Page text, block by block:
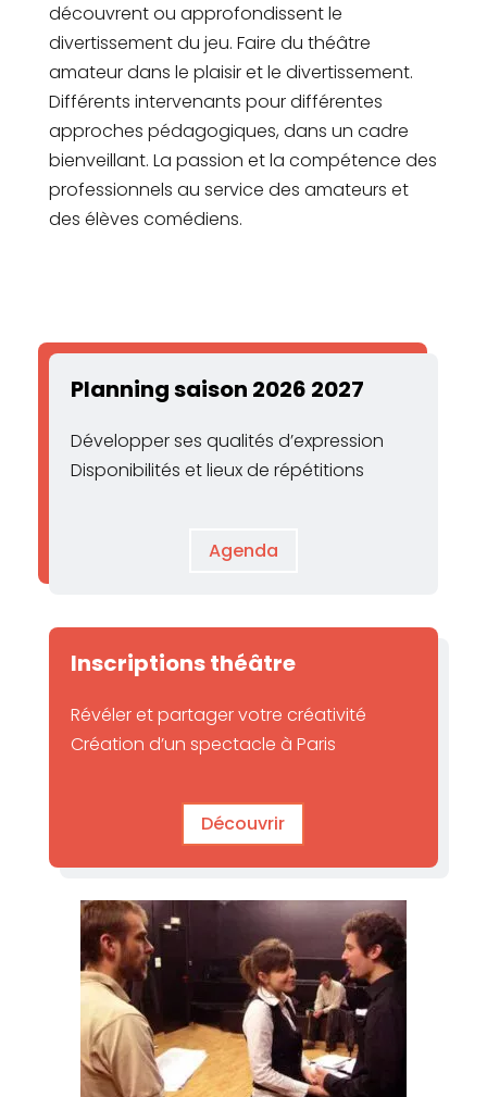
découvrent ou approfondissent le
divertissement du jeu. Faire du théâtre
amateur dans le plaisir et le divertissement.
Différents intervenants pour différentes
approches pédagogiques, dans un cadre
bienveillant. La passion et la compétence des
professionnels au service des amateurs et
des élèves comédiens.
Planning saison 2026 2027
Développer ses qualités d’expression
Disponibilités et lieux de répétitions
Agenda
Inscriptions théâtre
Révéler et partager votre créativité
Création d’un spectacle à Paris
Découvrir